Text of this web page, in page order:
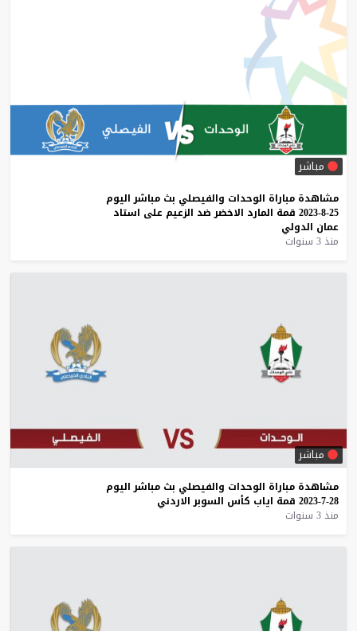
مباشر
مشاهدة مباراة الوحدات والفيصلي بث مباشر اليوم
25-8-2023
قمة المارد الاخضر ضد الزعيم على استاد
عمان الدولي
منذ 3 سنوات
مباشر
مشاهدة مباراة الوحدات والفيصلي بث مباشر اليوم
28-7-2023
قمة اياب كأس السوبر الاردني
منذ 3 سنوات